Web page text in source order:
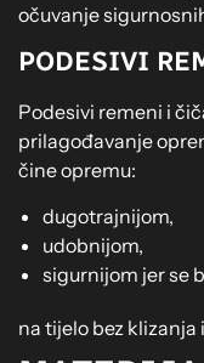
očuvanje
PODESIVI
Podesivi remeni i
prilagođavanje
čine opremu:
dugotrajnijom,
udobnijom,
sigurnijom jer se
na tijelo bez